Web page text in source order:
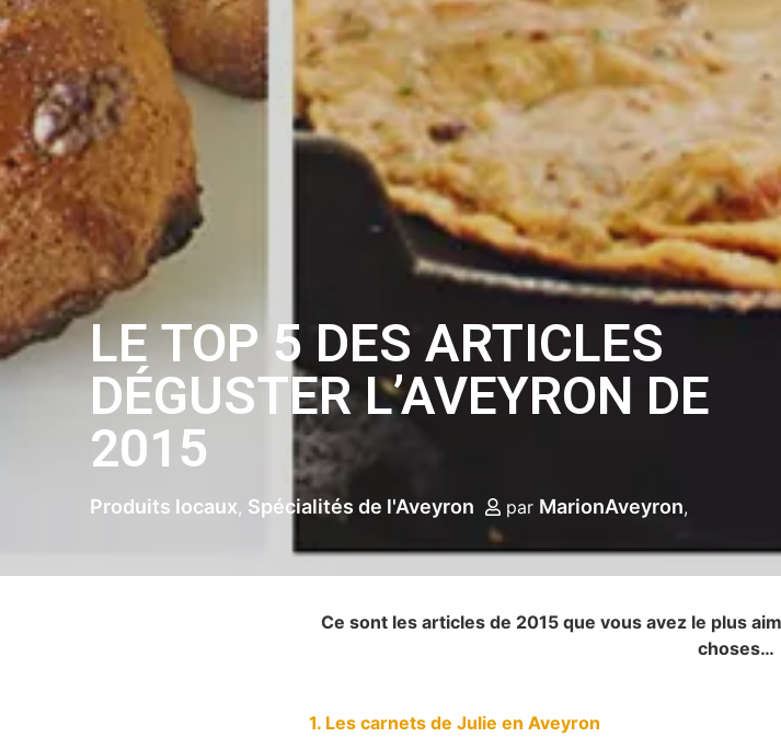
LE TOP 5 DES ARTICLES
DÉGUSTER L’AVEYRON DE
2015
Produits locaux Spécialités de l'Aveyron par MarionAveyron
Ce sont les articles de 2015 que vous avez le plus
choses…
1. Les carnets de Julie en Aveyron